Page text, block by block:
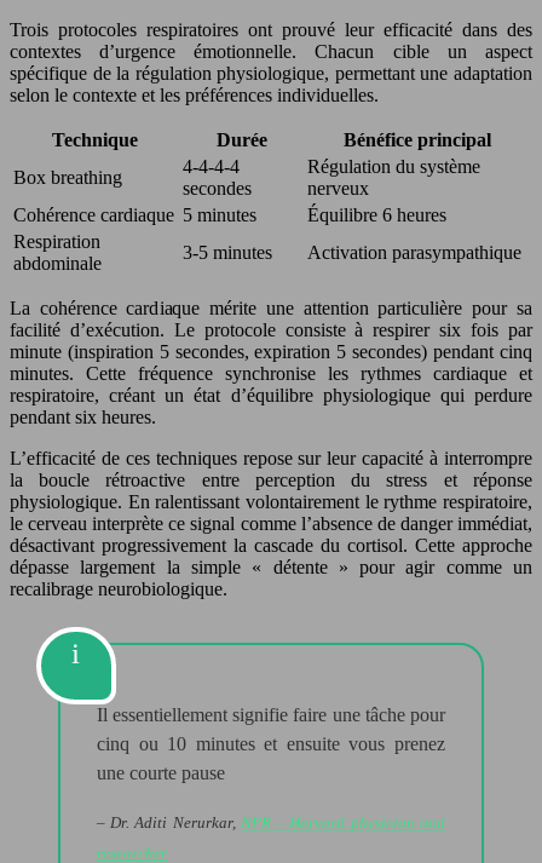
Trois protocoles respiratoires ont prouvé leur efficacité dans des
contextes d’urgence émotionnelle. Chacun cible un aspect
spécifique de la régulation physiologique, permettant une adaptation
selon le contexte et les préférences individuelles.
Technique Durée
Bénéfice principal
Box breathing
4-4-4-4
secondes
Régulation du système
nerveux
Cohérence cardiaque 5 minutes
Équilibre 6 heures
Respiration
abdominale
3-5 minutes Activation parasympathique
La cohérence cardiaque mérite une attention particulière pour sa
facilité d’exécution. Le protocole consiste à respirer six fois par
minute (inspiration 5 secondes, expiration 5 secondes) pendant cinq
minutes. Cette fréquence synchronise les rythmes cardiaque et
respiratoire, créant un état d’équilibre physiologique qui perdure
pendant six heures.
L’efficacité de ces techniques repose sur leur capacité à interrompre
la boucle rétroactive entre perception du stress et réponse
physiologique. En ralentissant volontairement le rythme respiratoire,
le cerveau interprète ce signal comme l’absence de danger immédiat,
désactivant progressivement la cascade du cortisol. Cette approche
dépasse largement la simple « détente » pour agir comme un
recalibrage neurobiologique.
Il essentiellement signifie faire une tâche pour
cinq ou 10 minutes et ensuite vous prenez
une courte pause
– Dr. Aditi Nerurkar, NPR – Harvard physician and
researcher